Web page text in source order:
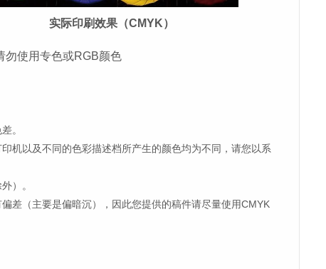
实际印刷效果（CMYK）
勿使用专色或RGB颜色
。
机以及不同的色彩描述档所产生的颜色均为不同，请您以系
）。
差（主要是偏暗沉），因此您提供的稿件请尽量使用CMYK